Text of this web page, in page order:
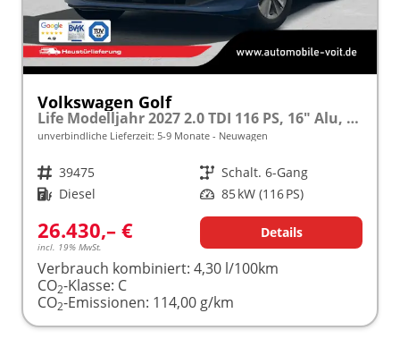
Volkswagen Golf
Life Modelljahr 2027 2.0 TDI 116 PS, 16" Alu, ACC, Sicht-Paket, Digital Cockpit Pro, App-Connect, PDC, Reserverad
unverbindliche Lieferzeit: 5-9 Monate Neuwagen
Fahrzeugnr. 39475 Getriebe Schalt. 6-Gang
Kraftstoff Diesel Leistung 85 kW (116 PS)
26.430,– €
incl. 19% MwSt.
Details
Verbrauch kombiniert: 4,30 l/100km
CO2-Klasse: C
CO2-Emissionen: 114,00 g/km